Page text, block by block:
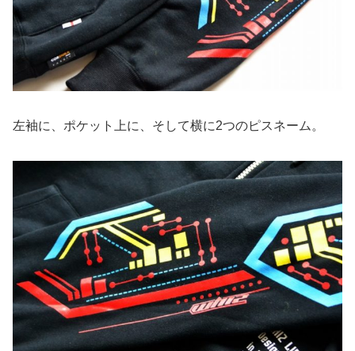
左袖に、ポケット上に、そして横に2つのピスネーム。